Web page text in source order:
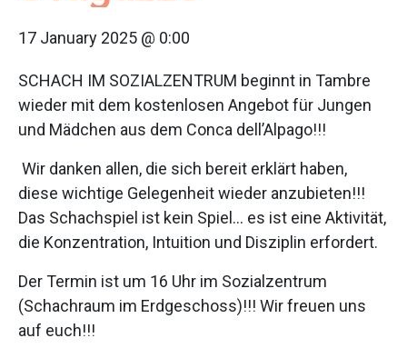
17 January 2025 @ 0:00
SCHACH IM SOZIALZENTRUM beginnt in Tambre
wieder mit dem kostenlosen Angebot für Jungen
und Mädchen aus dem Conca dell’Alpago!!!
Wir danken allen, die sich bereit erklärt haben,
diese wichtige Gelegenheit wieder anzubieten!!!
Das Schachspiel ist kein Spiel… es ist eine Aktivität,
die Konzentration, Intuition und Disziplin erfordert.
Der Termin ist um 16 Uhr im Sozialzentrum
(Schachraum im Erdgeschoss)!!! Wir freuen uns
auf euch!!!